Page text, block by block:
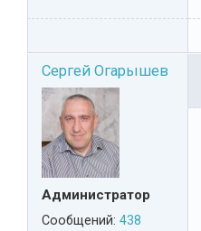
Сергей Огарышев
Администратор
Сообщений: 438